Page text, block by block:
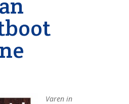
Varen in